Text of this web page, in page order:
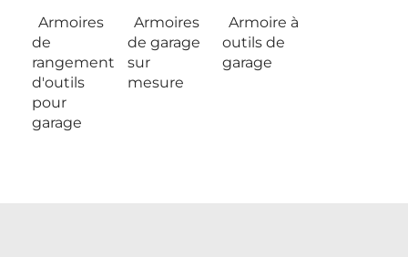
Armoires
de
rangement
d'outils
pour
garage
Armoires
de garage
sur
mesure
Armoire à
outils de
garage